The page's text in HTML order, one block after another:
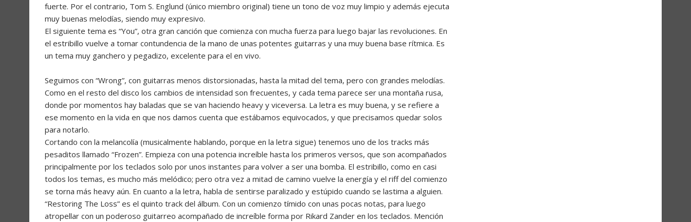
fuerte. Por el contrario, Tom S. Englund (único miembro original) tiene un tono de voz muy limpio y además ejecuta
muy buenas melodías, siendo muy expresivo.
El siguiente tema es “You”, otra gran canción que comienza con mucha fuerza para luego bajar las revoluciones. En
el estribillo vuelve a tomar contundencia de la mano de unas potentes guitarras y una muy buena base rítmica. Es
un tema muy ganchero y pegadizo, excelente para el en vivo.
Seguimos con “Wrong”, con guitarras menos distorsionadas, hasta la mitad del tema, pero con grandes melodías.
Como en el resto del disco los cambios de intensidad son frecuentes, y cada tema parece ser una montaña rusa,
donde por momentos hay baladas que se van haciendo heavy y viceversa. La letra es muy buena, y se refiere a
ese momento en la vida en que nos damos cuenta que estábamos equivocados, y que precisamos quedar solos
para notarlo.
Cortando con la melancolía (musicalmente hablando, porque en la letra sigue) tenemos uno de los tracks más
pesaditos llamado “Frozen”. Empieza con una potencia increíble hasta los primeros versos, que son acompañados
principalmente por los teclados solo por unos instantes para volver a ser una bomba. El estribillo, como en casi
todos los temas, es mucho más melódico; pero otra vez a mitad de camino vuelve la energía y el riff del comienzo
se torna más heavy aún. En cuanto a la letra, habla de sentirse paralizado y estúpido cuando se lastima a alguien.
“Restoring The Loss” es el quinto track del álbum. Con un comienzo tímido con unas pocas notas, para luego
atropellar con un poderoso guitarreo acompañado de increíble forma por Rikard Zander en los teclados. Mención